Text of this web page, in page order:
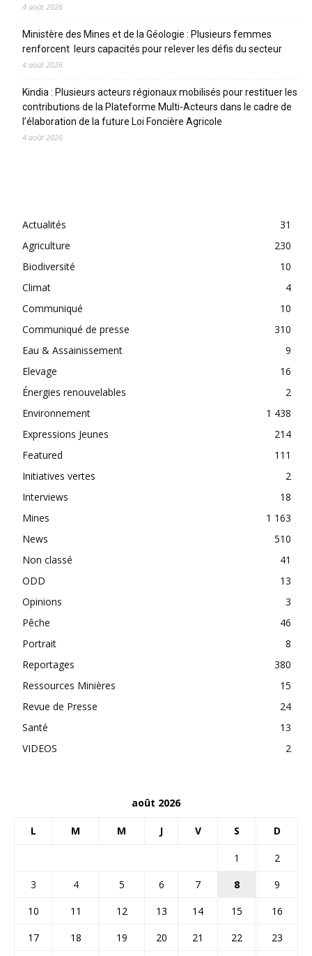
4 août 2026
Ministère des Mines et de la Géologie : Plusieurs femmes
renforcent leurs capacités pour relever les défis du secteur
4 août 2026
Kindia : Plusieurs acteurs régionaux mobilisés pour restituer les
contributions de la Plateforme Multi-Acteurs dans le cadre de
l’élaboration de la future Loi Foncière Agricole
4 août 2026
Actualités
31
Agriculture
230
Biodiversité
10
Climat
4
Communiqué
10
Communiqué de presse
310
Eau & Assainissement
9
Elevage
16
Énergies renouvelables
2
Environnement
1 438
Expressions Jeunes
214
Featured
111
Initiatives vertes
2
Interviews
18
Mines
1 163
News
510
Non classé
41
ODD
13
Opinions
3
Pêche
46
Portrait
8
Reportages
380
Ressources Minières
15
Revue de Presse
24
Santé
13
VIDEOS
2
août 2026
L M M J V S D
1
2
3
4 5 6 7 8
9
10
11 12 13 14 15
16
17
18 19 20 21 22
23